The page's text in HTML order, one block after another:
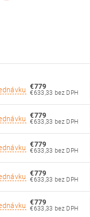
€779
€633,33 bez DPH
€779
€633,33 bez DPH
€779
€633,33 bez DPH
€779
€633,33 bez DPH
€779
€633,33 bez DPH